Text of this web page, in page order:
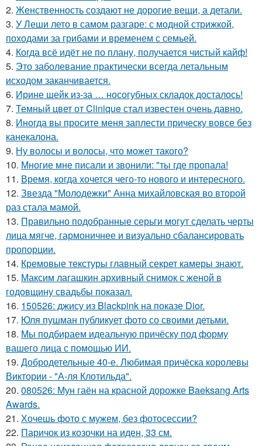
2. Женственность создают не дорогие вещи, а детали.
3. У Леши лето в самом разгаре: с модной стрижкой,
походами за грибами и временем с семьей.
4. Когда всё идёт не по плану, получается чистый кайф!
5. Это заболевание практически всегда летальным
исходом заканчивается.
6. Ирине шейк из-за … носогубных складок досталось!
7. Темный цвет от Clinique стал известен очень давно.
8. Иногда вы просите меня заплести прическу вовсе без
канекалона.
9. Ну волосы и волосы, что может такого?
10. Многие мне писали и звонили: "ты где пропала!
11. Время, когда хочется чего-то нового и интересного.
12. Звезда "Молодежки" Анна михайловская во второй
раз стала мамой.
13. Правильно подобранные серьги могут сделать черты
лица мягче, гармоничнее и визуально сбалансировать
пропорции.
14. Кремовые текстуры главный секрет камеры знают.
15. Максим лагашкин архивный снимок с женой в
годовщину свадьбы показал.
16. 150526: джису из Blackpink на показе Dior.
17. Юля пушман публикует фото со своими детьми.
18. Мы подбираем идеальную причёску под форму
вашего лица с помощью ИИ.
19. Добродетельные 40-е. Любимая причёска королевы
Виктории - "А-ля Клотильда".
20. 080526: Мун гаён на красной дорожке Baeksang Arts
Awards.
21. Хочешь фото с мужем, без фотосессии?
22. Паричок из козочки на иден, 33 см.